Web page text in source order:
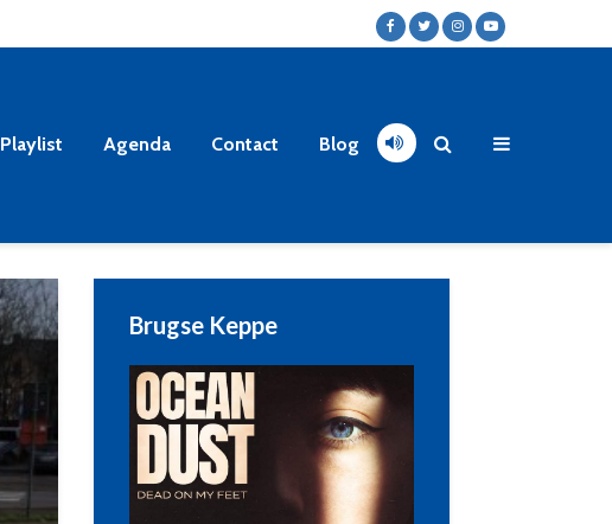
Playlist Agenda Contact Blog
Brugse Keppe